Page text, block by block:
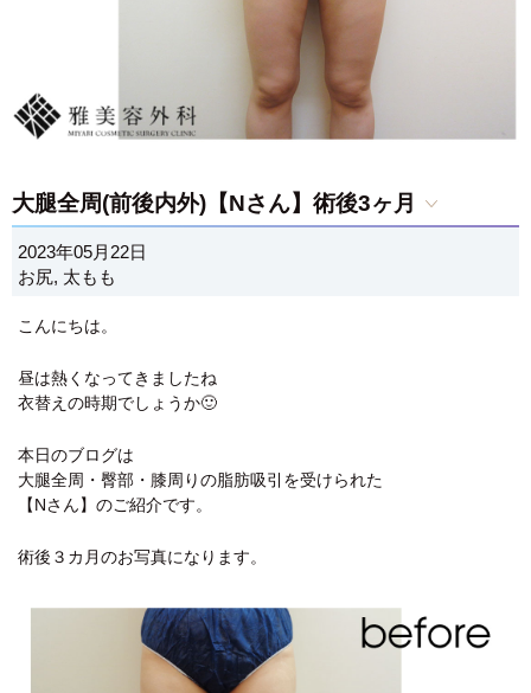
大腿全周(前後内外)【Nさん】術後3ヶ月
2023年05月22日
お尻, 太もも
こんにちは。
昼は熱くなってきましたね
衣替えの時期でしょうか🙂
本日のブログは
大腿全周・臀部・膝周りの脂肪吸引を受けられた
【Nさん】のご紹介です。
術後３カ月のお写真になります。